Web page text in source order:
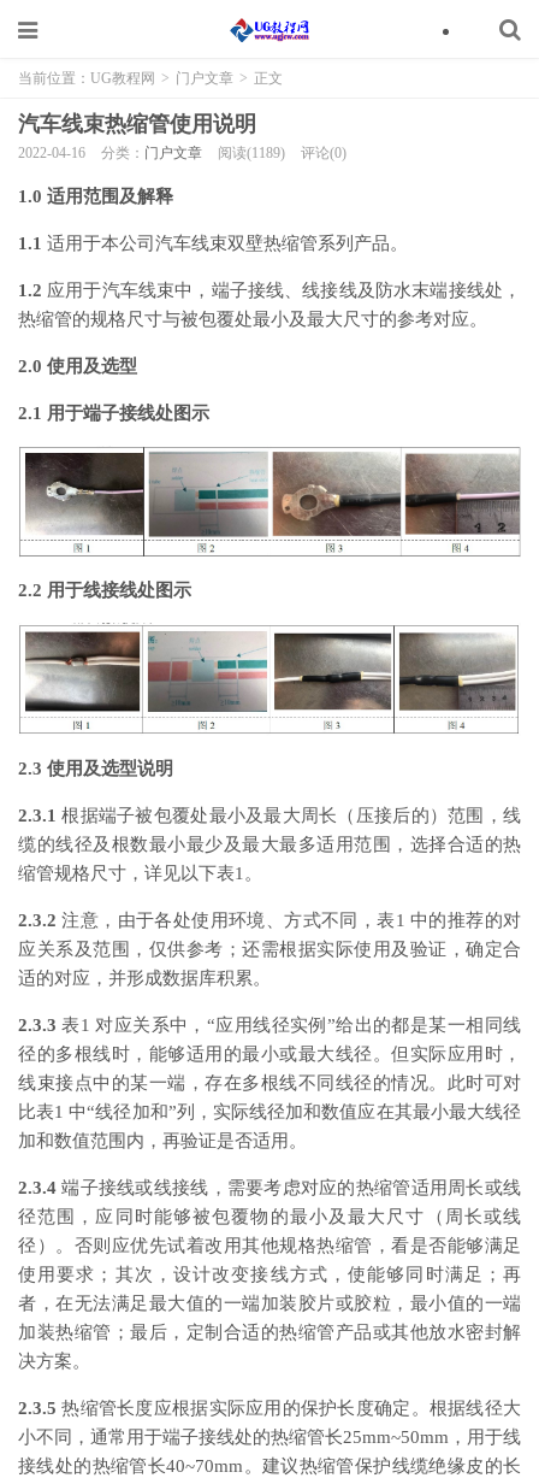
当前位置： UG教程网 > 门户文章 > 正文
汽车线束热缩管使用说明
2022-04-16 分类： 门户文章 阅读(1189) 评论(0)
1.0 适用范围及解释
1.1 适用于本公司汽车线束双壁热缩管系列产品。
1.2 应用于汽车线束中，端子接线、线接线及防水末端接线处，
热缩管的规格尺寸与被包覆处最小及最大尺寸的参考对应。
2.0 使用及选型
2.1 用于端子接线处图示
2.2 用于线接线处图示
2.3 使用及选型说明
2.3.1根据端子被包覆处最小及最大周长（压接后的）范围，线
缆的线径及根数最小最少及最大最多适用范围，选择合适的热
缩管规格尺寸，详见以下表1。
2.3.2注意，由于各处使用环境、方式不同，表1 中的推荐的对
应关系及范围，仅供参考；还需根据实际使用及验证，确定合
适的对应，并形成数据库积累。
2.3.3 表1 对应关系中，“应用线径实例”给出的都是某一相同线
径的多根线时，能够适用的最小或最大线径。但实际应用时，
线束接点中的某一端，存在多根线不同线径的情况。此时可对
比表1 中“线径加和”列，实际线径加和数值应在其最小最大线径
加和数值范围内，再验证是否适用。
2.3.4 端子接线或线接线，需要考虑对应的热缩管适用周长或线
径范围，应同时能够被包覆物的最小及最大尺寸（周长或线
径）。否则应优先试着改用其他规格热缩管，看是否能够满足
使用要求；其次，设计改变接线方式，使能够同时满足；再
者，在无法满足最大值的一端加装胶片或胶粒，最小值的一端
加装热缩管；最后，定制合适的热缩管产品或其他放水密封解
决方案。
2.3.5 热缩管长度应根据实际应用的保护长度确定。根据线径大
小不同，通常用于端子接线处的热缩管长25mm~50mm，用于线
接线处的热缩管长40~70mm。建议热缩管保护线缆绝缘皮的长